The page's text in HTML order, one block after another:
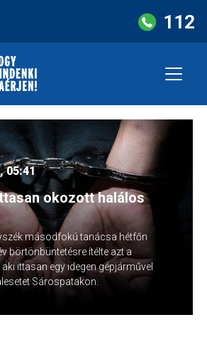
112
05:41
okozott halálos
másodfokú tanácsa hétfőn
börtönbüntetésre ítélte azt a
ittasan egy idegen gépjárművel
Sárospatakon.